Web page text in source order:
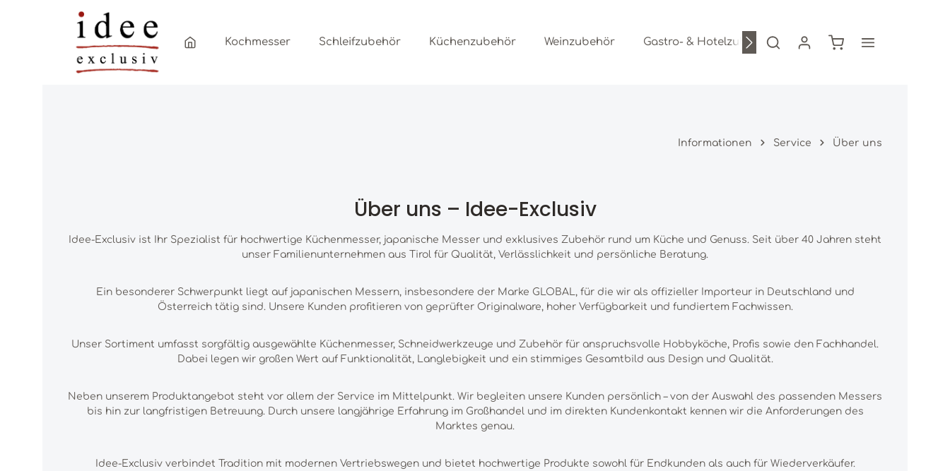
Zum Hauptinhalt springen
Zur Hauptnavigation springen
Kochmesser Schleifzubehör Küchenzubehör Weinzubehör Gastro- & Hotelzubehör Freizeitartikel
Warenkorb enthält
Informationen Service Über uns
Über uns – Idee-Exclusiv
Idee-Exclusiv ist Ihr Spezialist für hochwertige Küchenmesser, japanische Messer und exklusives Zubehör rund um Küche und Genuss. Seit über 40 Jahren steht
unser Familienunternehmen aus Tirol für Qualität, Verlässlichkeit und persönliche Beratung.
Ein besonderer Schwerpunkt liegt auf japanischen Messern, insbesondere der Marke GLOBAL, für die wir als offizieller Importeur in Deutschland und
Österreich tätig sind. Unsere Kunden profitieren von geprüfter Originalware, hoher Verfügbarkeit und fundiertem Fachwissen.
Unser Sortiment umfasst sorgfältig ausgewählte Küchenmesser, Schneidwerkzeuge und Zubehör für anspruchsvolle Hobbyköche, Profis sowie den Fachhandel.
Dabei legen wir großen Wert auf Funktionalität, Langlebigkeit und ein stimmiges Gesamtbild aus Design und Qualität.
Neben unserem Produktangebot steht vor allem der Service im Mittelpunkt. Wir begleiten unsere Kunden persönlich – von der Auswahl des passenden Messers
bis hin zur langfristigen Betreuung. Durch unsere langjährige Erfahrung im Großhandel und im direkten Kundenkontakt kennen wir die Anforderungen des
Marktes genau.
Idee-Exclusiv verbindet Tradition mit modernen Vertriebswegen und bietet hochwertige Produkte sowohl für Endkunden als auch für Wiederverkäufer.